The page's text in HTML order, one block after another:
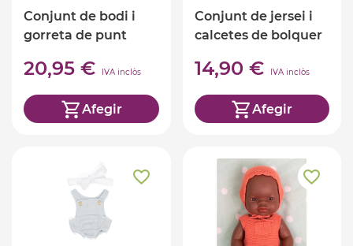
Conjunt de bodi i
gorreta de punt
20,95 € IVA inclòs
Afegir
Conjunt de jersei i
calcetes de bolquer
14,90 € IVA inclòs
Afegir